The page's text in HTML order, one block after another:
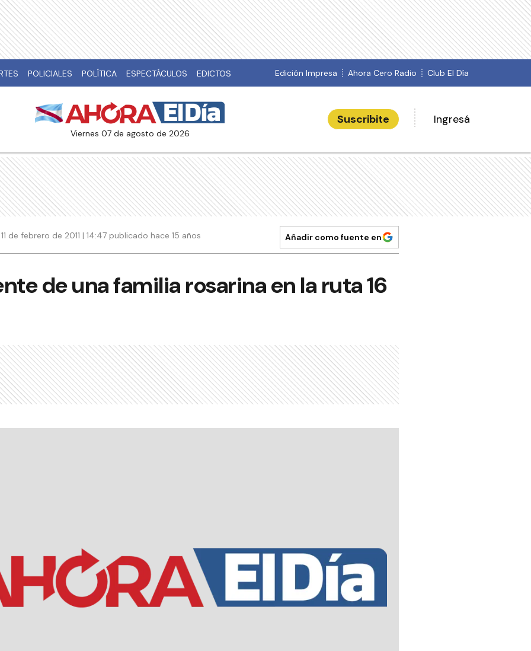
POLICIALES POLÍTICA ESPECTÁCULOS EDICTOS Edición Impresa Ahora Cero Radio Club El Día
viernes 07 de agosto de 2026
Suscribite Ingresá
11 de febrero de 2011 | 14:47 publicado hace 15 años Añadir como fuente en
de una familia rosarina en la ruta 16